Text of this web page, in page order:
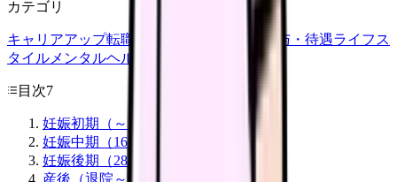
カテゴリ
キャリアアップ転職ガイド 給与・待遇ライフス
タイル メンタルヘルス
目次7
妊娠初期（～ 15 週）で聞くこと
妊娠中期（16 ～ 27 週）で聞くこと
妊娠後期（28 週～）で聞くこと
産後（退院～ 1 ヶ月）で聞くこと